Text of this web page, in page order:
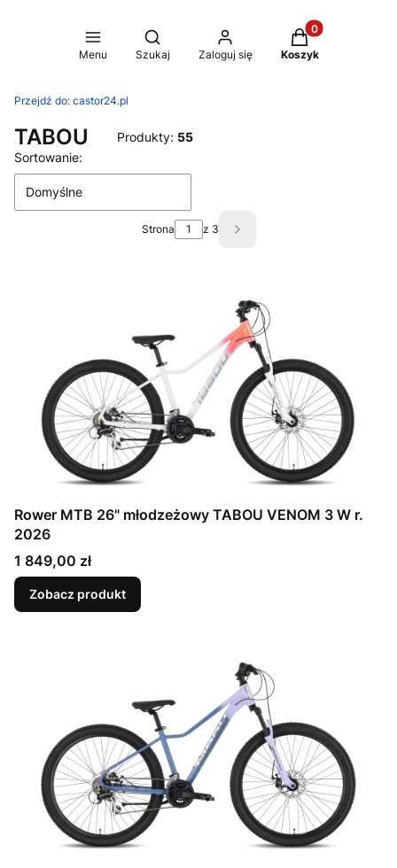
Menu
Otwórz wyszukiwarkę
Szukaj Zaloguj się
Produkty w
Koszyk
Przejdź do: castor24.pl
TABOU Produkty: 55
Lista produktów
Sortowanie:
Domyślne
Strona z 3 Następne produkty
Rower MTB 26" młodzeżowy TABOU VENOM 3 W r.
2026
Cena
1 849,00 zł
Zobacz produkt